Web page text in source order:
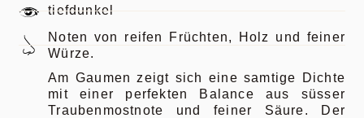
tiefdunkel
Noten von reifen Früchten, Holz und feiner
Würze.
Am Gaumen zeigt sich eine samtige Dichte
mit einer perfekten Balance aus süsser
Traubenmostnote und feiner Säure. Der